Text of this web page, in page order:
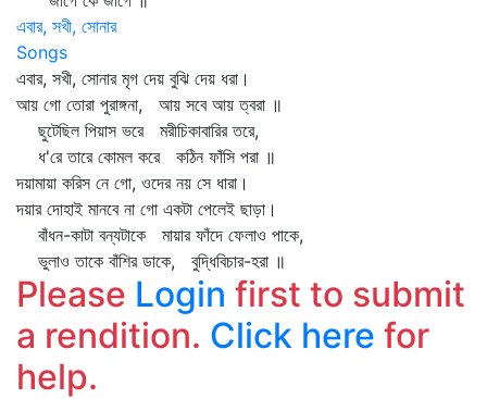
এবার, সখী, সোনার
Songs
এবার, সখী, সোনার মৃগ দেয় বুঝি দেয় ধরা।
আয় গো তোরা পুরাঙ্গনা, আয় সবে আয় ত্বরা ॥
ছুটেছিল পিয়াস ভরে মরীচিকাবারির তরে,
ধ'রে তারে কোমল করে কঠিন ফাঁসি পরা ॥
দয়ামায়া করিস নে গো, ওদের নয় সে ধারা।
দয়ার দোহাই মানবে না গো একটা পেলেই ছাড়া।
বাঁধন-কাটা বন্যটাকে মায়ার ফাঁদে ফেলাও পাকে,
ভুলাও তাকে বাঁশির ডাকে, বুদ্ধিবিচার-হরা ॥
Please Login first to submit
a rendition. Click here for
help.